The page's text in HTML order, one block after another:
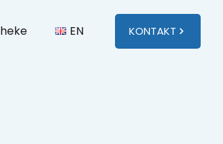
EN KONTAKT